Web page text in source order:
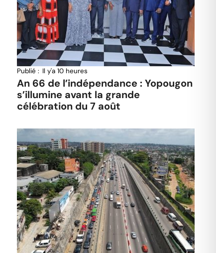
Publié : Il y'a 10 heures
An 66 de l’indépendance : Yopougon
s’illumine avant la grande
célébration du 7 août